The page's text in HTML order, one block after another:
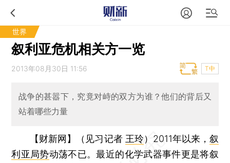
世界
叙利亚危机相关方一览
2013年08月30日 11:56 T中
战争的甚嚣下，究竟对峙的双方为谁？他们的背后又
站着哪些力量
【财新网】（见习记者 王玲） 2011年以来， 叙
利亚局势动荡不已。最近的化学武器事件更是将叙